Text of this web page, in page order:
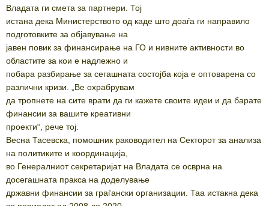
Владата ги смета за партнери. Тој
истана дека Министерството од каде што доаѓа ги направило
подготовките за објавување на
јавен повик за финансирање на ГО и нивните активности во
областите за кои е надлежно и
побара разбирање за сегашната состојба која е оптоварена со
различни кризи. „Ве охрабрувам
да тропнете на сите врати да ги кажете своите идеи и да барате
финансии за вашите креативни
проекти“, рече тој.
Весна Тасевска, помошник раководител на Секторот за анализа
на политиките и координација,
во Генералниот секретаријат на Владата се осврна на
досегашната пракса на доделување
државни финансии за граѓански организации. Таа истакна дека